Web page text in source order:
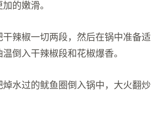
的嫩滑。
干辣椒一切两段，然后在锅中准备适
倒入干辣椒段和花椒爆香。
焯水过的鱿鱼圈倒入锅中，大火翻炒